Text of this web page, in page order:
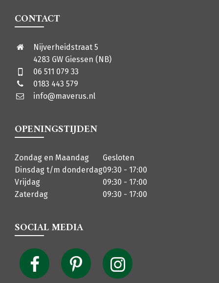
CONTACT
Nijverheidstraat 5
4283 GW Giessen (NB)
06 511 079 33
0183 443 579
info@maverus.nl
OPENINGSTIJDEN
Zondag en Maandag
Gesloten
Dinsdag t/m donderdag09:30 - 17:00
Vrijdag
09:30 - 17:00
Zaterdag
09:30 - 17:00
SOCIAL MEDIA